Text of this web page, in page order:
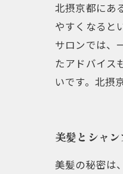
北摂京都にあ
やすくなると
サロンでは、
たアドバイス
いです。北摂
美髪とシャ
美髪の秘密は